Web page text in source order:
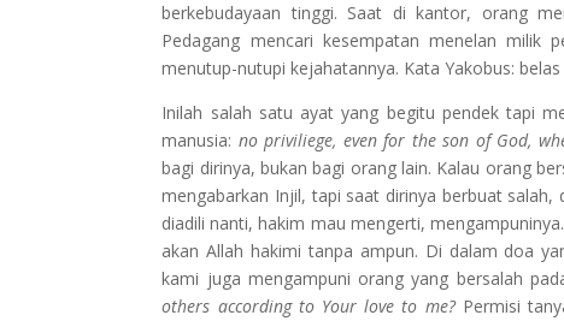
berkebudayaan tinggi. Saat di kantor, orang
Pedagang mencari kesempatan menelan milik
menutup-nutupi kejahatannya. Kata Yakobus:
Inilah salah satu ayat yang begitu pendek tapi
manusia: no priviliege, even for the son of God,
bagi dirinya, bukan bagi orang lain. Kalau orang
mengabarkan Injil, tapi saat dirinya berbuat
diadili nanti, hakim mau mengerti,
akan Allah hakimi tanpa ampun. Di dalam doa
kami juga mengampuni orang yang bersalah
others according to Your love to me? Permisi